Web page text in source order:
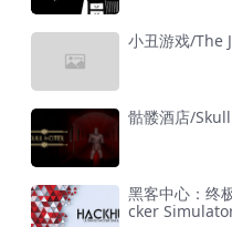
小丑游戏/The
骷髅酒店/
黑客中心：终
cker